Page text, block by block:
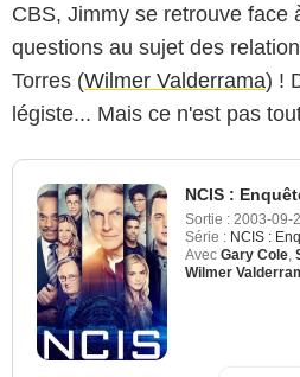
CBS, Jimmy se retrouve face
questions au sujet des
Torres (Wilmer Valderrama) !
légiste... Mais ce n'est pas
NCIS :
Sortie : 2003-09-
Série : NCIS :
Avec Gary Cole
Wilmer